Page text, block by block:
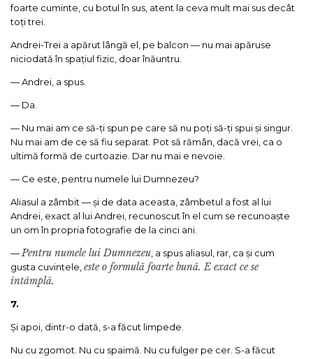
foarte cuminte, cu botul în sus, atent la ceva mult mai sus decât
toți trei.
Andrei-Trei a apărut lângă el, pe balcon — nu mai apăruse
niciodată în spațiul fizic, doar înăuntru.
— Andrei, a spus.
— Da.
— Nu mai am ce să-ți spun pe care să nu poți să-ți spui și singur.
Nu mai am de ce să fiu separat. Pot să rămân, dacă vrei, ca o
ultimă formă de curtoazie. Dar nu mai e nevoie.
— Ce este, pentru numele lui Dumnezeu?
Aliasul a zâmbit — și de data aceasta, zâmbetul a fost al lui
Andrei, exact al lui Andrei, recunoscut în el cum se recunoaște
un om în propria fotografie de la cinci ani.
—Pentru numele lui Dumnezeu , a spus aliasul, rar, ca și cum
gusta cuvintele, este o formulă foarte bună. E exact ce se
întâmplă.
7.
Și apoi, dintr-o dată, s-a făcut limpede.
Nu cu zgomot. Nu cu spaimă. Nu cu fulger pe cer. S-a făcut